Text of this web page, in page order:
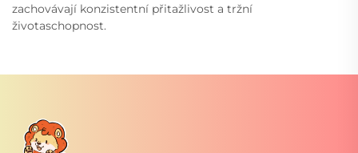
zachovávají konzistentní přitažlivost a tržní
životaschopnost.